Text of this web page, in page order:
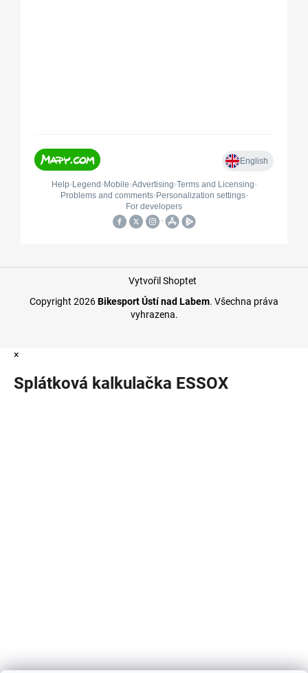
Vytvořil Shoptet
Copyright 2026Bikesport Ústí nad Labem. Všechna práva
vyhrazena.
×
Splátková kalkulačka ESSOX